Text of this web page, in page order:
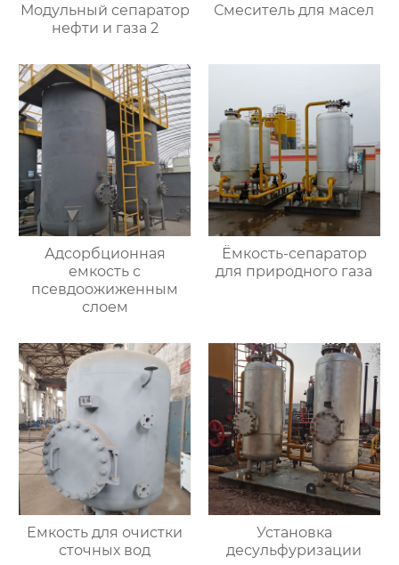
Модульный сепаратор
нефти и газа 2
Смеситель для масел
Адсорбционная
емкость с
псевдоожиженным
слоем
Ёмкость-сепаратор
для природного газа
Емкость для очистки
сточных вод
Установка
десульфуризации